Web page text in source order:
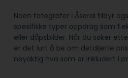
Noen fotografer i Åseral tilbyr
spesifikke typer oppdrag som
eller dåpsbilder. Når du søker
er det lurt å be om detaljerte
nøyaktig hva som er inkludert i